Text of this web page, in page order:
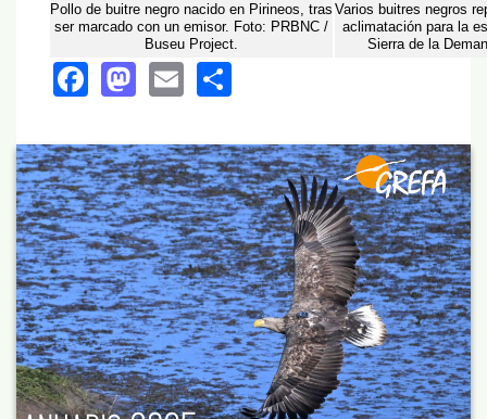
Pollo de buitre negro nacido en Pirineos, tras
ser marcado con un emisor. Foto: PRBNC /
Buseu Project.
Varios buitres negros
aclimatación para la
Sierra de la
Facebook
Mastodon
Email